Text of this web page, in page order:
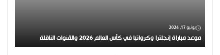
يونيو 17, 2026
موعد مباراة إنجلترا وكرواتيا في كأس العالم 2026 والقنوات الناقلة